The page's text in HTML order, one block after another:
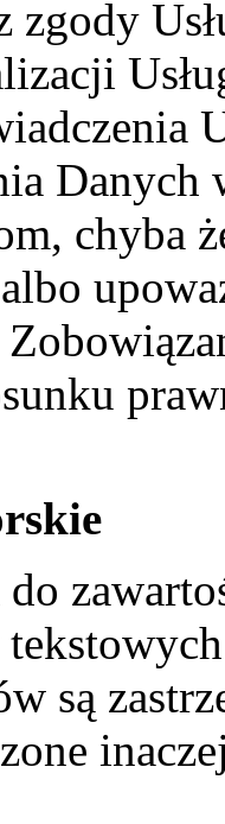
zgody
chyba
są